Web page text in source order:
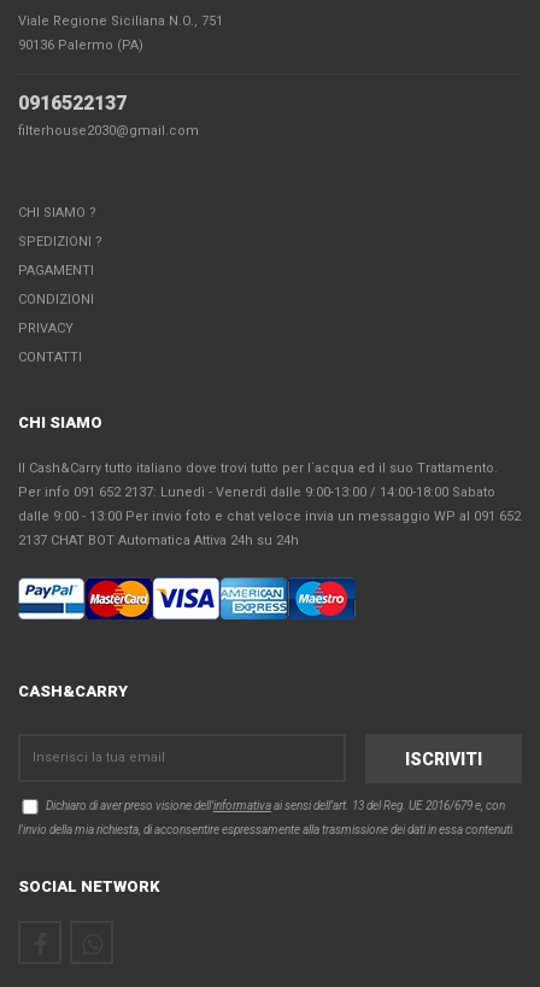
Viale Regione Siciliana N.O., 751
90136 Palermo (PA)
0916522137
filterhouse2030@gmail.com
CHI SIAMO ?
SPEDIZIONI ?
PAGAMENTI
CONDIZIONI
PRIVACY
CONTATTI
CHI SIAMO
Il Cash&Carry tutto italiano dove trovi tutto per l´acqua ed il suo Trattamento.
Per info 091 652 2137: Lunedì - Venerdì dalle 9:00-13:00 / 14:00-18:00 Sabato
dalle 9:00 - 13:00 Per invio foto e chat veloce invia un messaggio WP al 091 652
2137 CHAT BOT Automatica Attiva 24h su 24h
CASH&CARRY
Dichiaro di aver preso visione dell'informativaai sensi dell’art. 13 del Reg. UE 2016/679 e, con
l'invio della mia richiesta, di acconsentire espressamente alla trasmissione dei dati in essa contenuti.
SOCIAL NETWORK